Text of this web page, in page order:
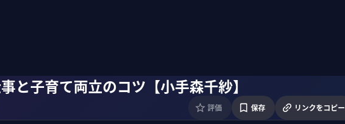
と子育て両立のコツ【小手森千紗】
評価 保存 リンクをコピー